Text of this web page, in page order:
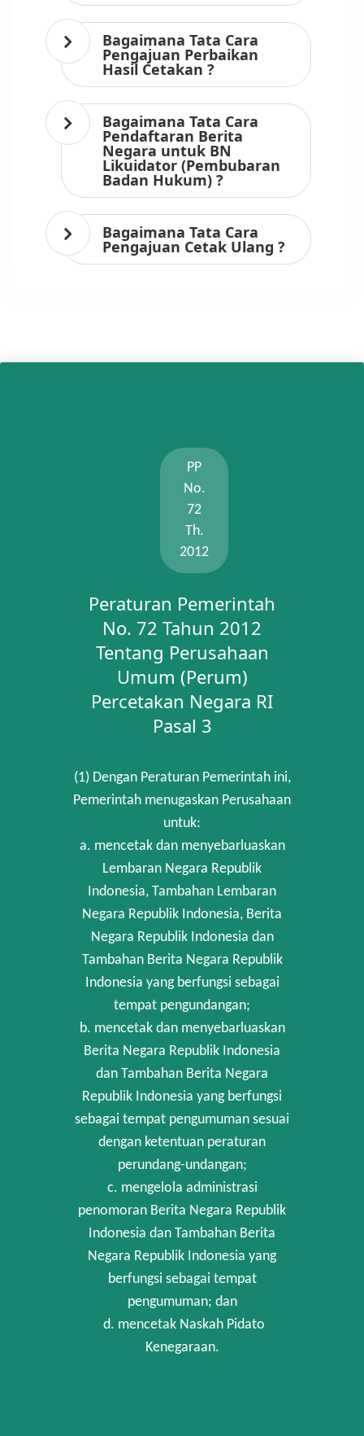
Bagaimana Tata Cara
Pengajuan Perbaikan
Hasil Cetakan ?
Bagaimana Tata Cara
Pendaftaran Berita
Negara untuk BN
Likuidator (Pembubaran
Badan Hukum) ?
Bagaimana Tata Cara
Pengajuan Cetak Ulang ?
PP
No.
72
Th.
2012
Peraturan Pemerintah
No. 72 Tahun 2012
Tentang Perusahaan
Umum (Perum)
Percetakan Negara RI
Pasal 3
(1) Dengan Peraturan Pemerintah ini,
Pemerintah menugaskan Perusahaan
untuk:
a. mencetak dan menyebarluaskan
Lembaran Negara Republik
Indonesia, Tambahan Lembaran
Negara Republik Indonesia, Berita
Negara Republik Indonesia dan
Tambahan Berita Negara Republik
Indonesia yang berfungsi sebagai
tempat pengundangan;
b. mencetak dan menyebarluaskan
Berita Negara Republik Indonesia
dan Tambahan Berita Negara
Republik Indonesia yang berfungsi
sebagai tempat pengumuman sesuai
dengan ketentuan peraturan
perundang-undangan;
c. mengelola administrasi
penomoran Berita Negara Republik
Indonesia dan Tambahan Berita
Negara Republik Indonesia yang
berfungsi sebagai tempat
pengumuman; dan
d. mencetak Naskah Pidato
Kenegaraan.